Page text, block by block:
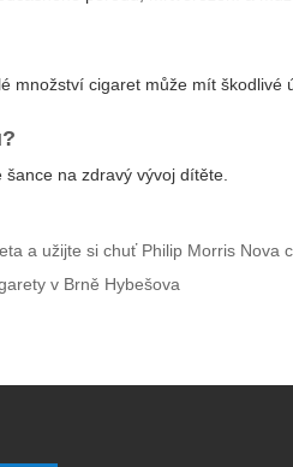
cigaret může mít škodlivé
na zdravý vývoj dítěte.
a užijte si chuť Philip Morris Nova
v Brně Hybešova